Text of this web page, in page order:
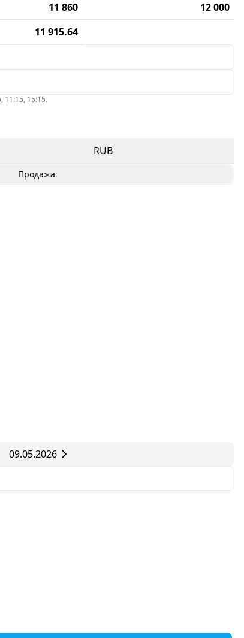
11 860
12 000
11 915.64
11:15, 15:15.
RUB
Продажа
09.05.2026